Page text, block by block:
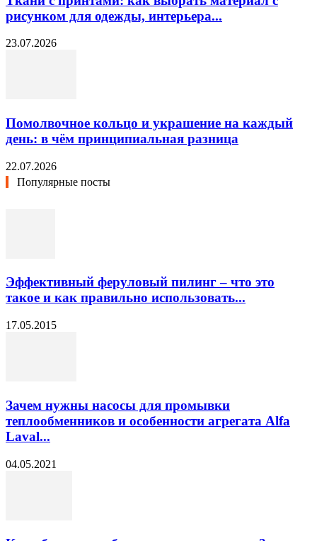
рисунком для одежды, интерьера...
23.07.2026
Помолвочное кольцо и украшение на каждый
день: в чём принципиальная разница
22.07.2026
Популярные посты
Эффективный феруловый пилинг – что это
такое и как правильно использовать...
17.05.2015
Зачем нужны насосы для промывки
теплообменников и особенности агрегата Alfa
Laval...
04.05.2021